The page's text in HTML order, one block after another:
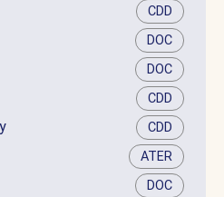
CDD
DOC
DOC
CDD
CDD
ATER
DOC